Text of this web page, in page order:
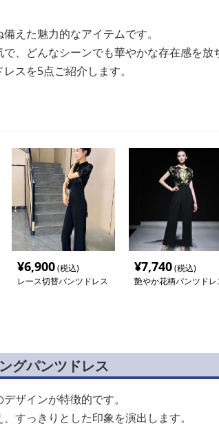
えた魅力的なアイテムです。
、どんなシーンでも華やかな存在感を放
スを5点ご紹介します。
¥6,900(税込)
レース切替パンツドレス
¥7,740(税込)
艶やか花柄パンツドレ
グパンツドレス
ザインが特徴的です。
すっきりとした印象を演出します。